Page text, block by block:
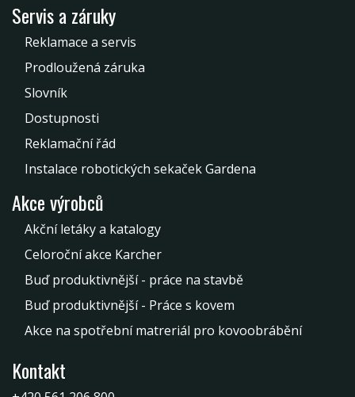
Servis a záruky
Reklamace a servis
Prodloužená záruka
Slovník
Dostupnosti
Reklamační řád
Instalace robotických sekaček Gardena
Akce výrobců
Akční letáky a katalogy
Celoroční akce Karcher
Buď produktivnější - práce na stavbě
Buď produktivnější - Práce s kovem
Akce na spotřební matreriál pro kovoobrábění
Kontakt